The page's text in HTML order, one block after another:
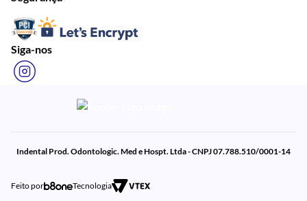
Siga-nos
Indental Prod. Odontologic. Med e Hospt. Ltda - CNPJ 07.788.510/0001-14
Feito por Tecnologia